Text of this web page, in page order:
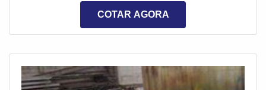
correta do procedimentoOs compostos epóxi são
COTAR AGORA